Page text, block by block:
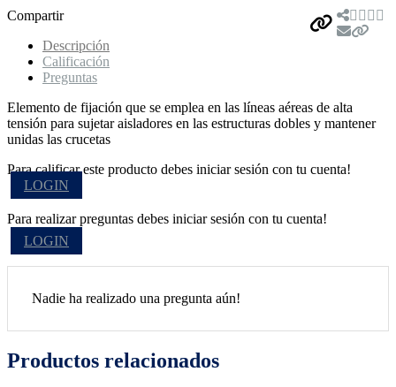
Compartir
Descripción
Calificación
Preguntas
Elemento de fijación que se emplea en las líneas aéreas de alta
tensión para sujetar aisladores en las estructuras dobles y mantener
unidas las crucetas
Para calificar este producto debes iniciar sesión con tu cuenta!
LOGIN
Para realizar preguntas debes iniciar sesión con tu cuenta!
LOGIN
Nadie ha realizado una pregunta aún!
Productos relacionados